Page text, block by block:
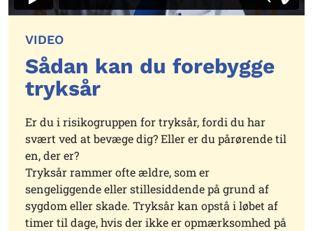
VIDEO
Sådan kan du forebygge
tryksår
Er du i risikogruppen for tryksår, fordi du har
svært ved at bevæge dig? Eller er du pårørende til
en, der er?
Tryksår rammer ofte ældre, som er
sengeliggende eller stillesiddende på grund af
sygdom eller skade. Tryksår kan opstå i løbet af
timer til dage, hvis der ikke er opmærksomhed på